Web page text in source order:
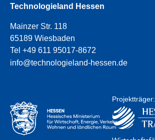
Technologieland Hessen
Mainzer Str. 118
65189 Wiesbaden
Tel +49 611 95017-8672
info@technologieland-hessen.de
Projektträger: